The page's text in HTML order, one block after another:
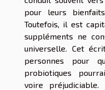
pour leurs
Toutefois, il est
suppléments ne
universelle. Cet
personnes pour
probiotiques
voire préjudiciable.